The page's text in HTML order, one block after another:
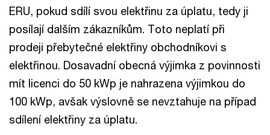
ERU, pokud sdílí svou elektřinu za úplatu, tedy ji
posílají dalším zákazníkům. Toto neplatí při
prodeji přebytečné elektřiny obchodníkovi s
elektřinou. Dosavadní obecná výjimka z povinnosti
mít licenci do 50 kWp je nahrazena výjimkou do
100 kWp, avšak výslovně se nevztahuje na případ
sdílení elektřiny za úplatu.